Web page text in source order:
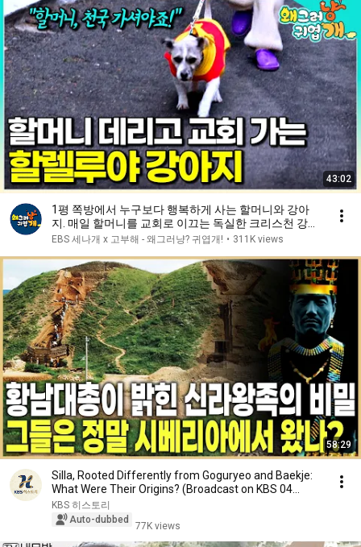
43:02
1평 쪽방에서 누구보다 행복하게 사는 할머니와 강아
지. 매일 할머니를 교회로 이끄는 독실한 크리스천 강아
지│#왜그러냥귀엽개
EBS 세나개 x 고부해 - 왜그러냥? 귀엽개! • 311K views
58:29
Silla, Rooted Differently from Goguryeo and Baekje:
What Were Their Origins? (Broadcast on KBS 04...
KBS 히스토리
Auto-dubbed
77K views